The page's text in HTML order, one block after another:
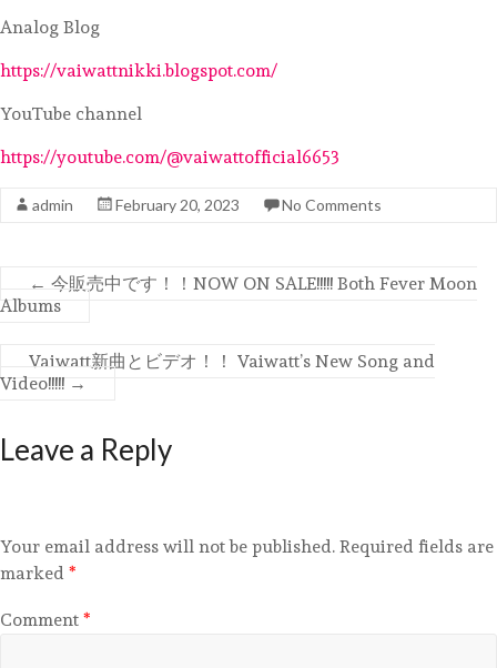
Analog Blog
https://vaiwattnikki.blogspot.com/
YouTube channel
https://youtube.com/@vaiwattofficial6653
admin February 20, 2023 No Comments
← 今販売中です！！NOW ON SALE!!!!! Both Fever Moon
Albums
Vaiwatt新曲とビデオ！！ Vaiwatt’s New Song and
Video!!!!! →
Leave a Reply
Your email address will not be published. Required fields are
marked *
Comment *